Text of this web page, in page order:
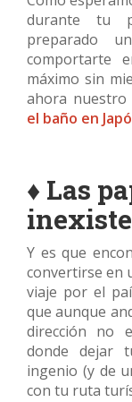
durante tu
preparado
comportarte
máximo sin
ahora nuestro
el baño en
♦ Las
Y es que
convertirse en
viaje por el
que aunque
dirección no
donde dejar
ingenio (y de
con tu ruta